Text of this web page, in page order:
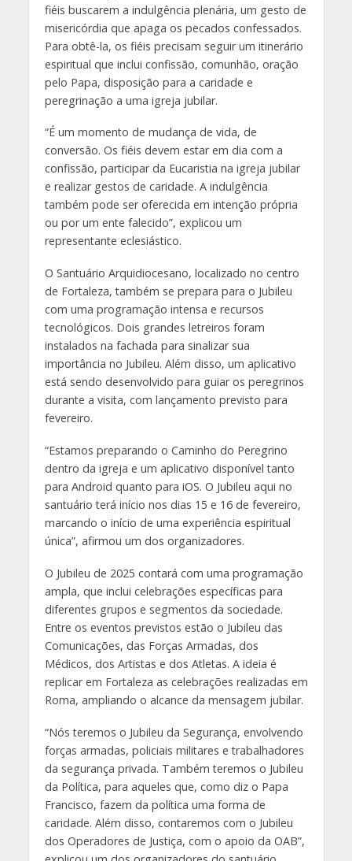
fiéis buscarem a indulgência plenária, um gesto de
misericórdia que apaga os pecados confessados.
Para obtê-la, os fiéis precisam seguir um itinerário
espiritual que inclui confissão, comunhão, oração
pelo Papa, disposição para a caridade e
peregrinação a uma igreja jubilar.
“É um momento de mudança de vida, de
conversão. Os fiéis devem estar em dia com a
confissão, participar da Eucaristia na igreja jubilar
e realizar gestos de caridade. A indulgência
também pode ser oferecida em intenção própria
ou por um ente falecido”, explicou um
representante eclesiástico.
O Santuário Arquidiocesano, localizado no centro
de Fortaleza, também se prepara para o Jubileu
com uma programação intensa e recursos
tecnológicos. Dois grandes letreiros foram
instalados na fachada para sinalizar sua
importância no Jubileu. Além disso, um aplicativo
está sendo desenvolvido para guiar os peregrinos
durante a visita, com lançamento previsto para
fevereiro.
“Estamos preparando o Caminho do Peregrino
dentro da igreja e um aplicativo disponível tanto
para Android quanto para iOS. O Jubileu aqui no
santuário terá início nos dias 15 e 16 de fevereiro,
marcando o início de uma experiência espiritual
única”, afirmou um dos organizadores.
O Jubileu de 2025 contará com uma programação
ampla, que inclui celebrações específicas para
diferentes grupos e segmentos da sociedade.
Entre os eventos previstos estão o Jubileu das
Comunicações, das Forças Armadas, dos
Médicos, dos Artistas e dos Atletas. A ideia é
replicar em Fortaleza as celebrações realizadas em
Roma, ampliando o alcance da mensagem jubilar.
“Nós teremos o Jubileu da Segurança, envolvendo
forças armadas, policiais militares e trabalhadores
da segurança privada. Também teremos o Jubileu
da Política, para aqueles que, como diz o Papa
Francisco, fazem da política uma forma de
caridade. Além disso, contaremos com o Jubileu
dos Operadores de Justiça, com o apoio da OAB”,